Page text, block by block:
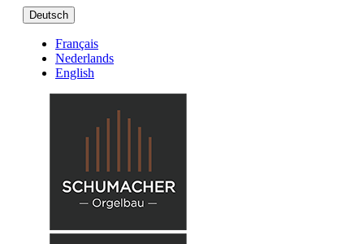
Deutsch
Français
Nederlands
English